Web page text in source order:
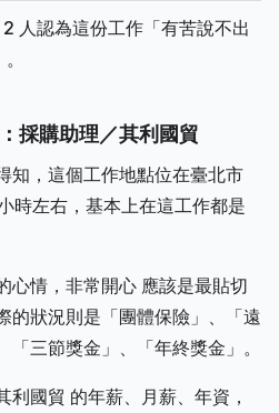
人認為這份工作「有苦說不出
採購助理／其利國貿
知，這個工作地點位在臺北市
時左右，基本上在這工作都是
心情，非常開心 應該是最貼切
的狀況則是「團體保險」、「遠
三節獎金」、「年終獎金」。
國貿 的年薪、月薪、年資，